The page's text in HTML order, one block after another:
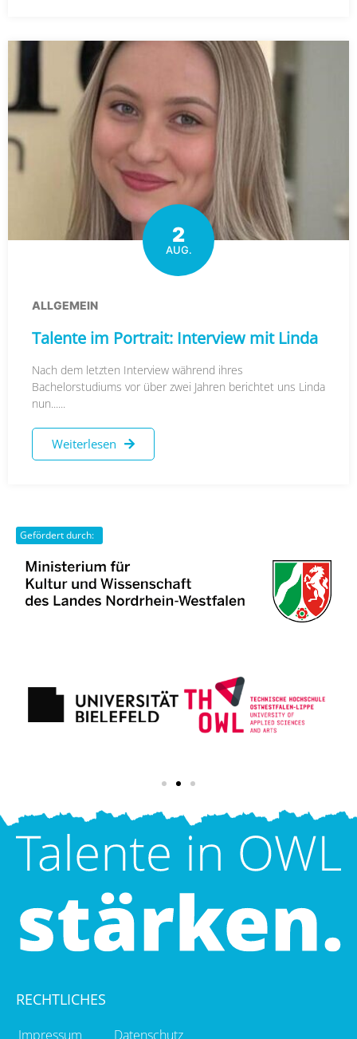
2
AUG.
ALLGEMEIN
Talente im Portrait: Interview mit Linda
Nach dem letzten Interview während ihres
Bachelorstudiums vor über zwei Jahren berichtet uns Linda
nun......
Weiterlesen
Gefördert durch:
RECHTLICHES
Impressum Datenschutz